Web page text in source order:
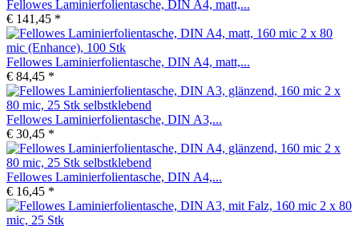
Fellowes Laminierfolientasche, DIN A4, matt,...
€ 141,45 *
Fellowes Laminierfolientasche, DIN A4, matt,...
€ 84,45 *
Fellowes Laminierfolientasche, DIN A3,...
€ 30,45 *
Fellowes Laminierfolientasche, DIN A4,...
€ 16,45 *